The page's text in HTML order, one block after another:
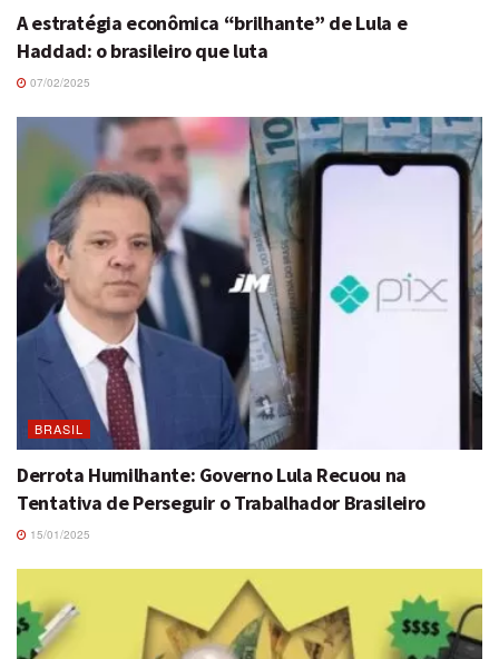
A estratégia econômica “brilhante” de Lula e
Haddad: o brasileiro que luta
07/02/2025
BRASIL
Derrota Humilhante: Governo Lula Recuou na
Tentativa de Perseguir o Trabalhador Brasileiro
15/01/2025